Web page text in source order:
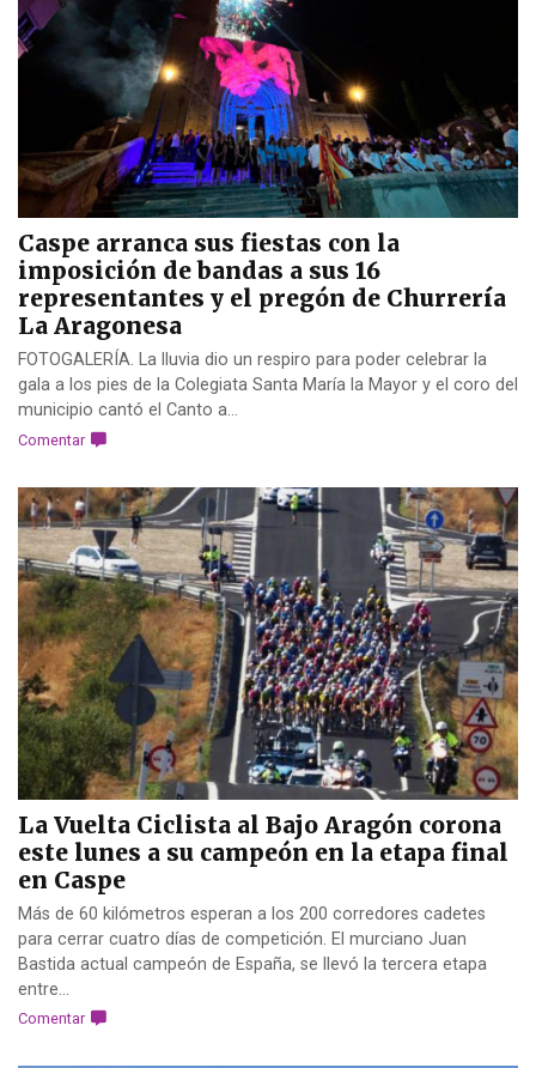
Caspe arranca sus fiestas con la
imposición de bandas a sus 16
representantes y el pregón de Churrería
La Aragonesa
FOTOGALERÍA. La lluvia dio un respiro para poder celebrar la
gala a los pies de la Colegiata Santa María la Mayor y el coro del
municipio cantó el Canto a...
Comentar
La Vuelta Ciclista al Bajo Aragón corona
este lunes a su campeón en la etapa final
en Caspe
Más de 60 kilómetros esperan a los 200 corredores cadetes
para cerrar cuatro días de competición. El murciano Juan
Bastida actual campeón de España, se llevó la tercera etapa
entre...
Comentar